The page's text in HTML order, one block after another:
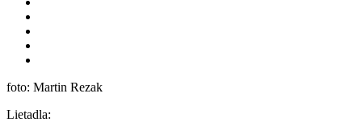
foto: Martin Rezak
Lietadla: